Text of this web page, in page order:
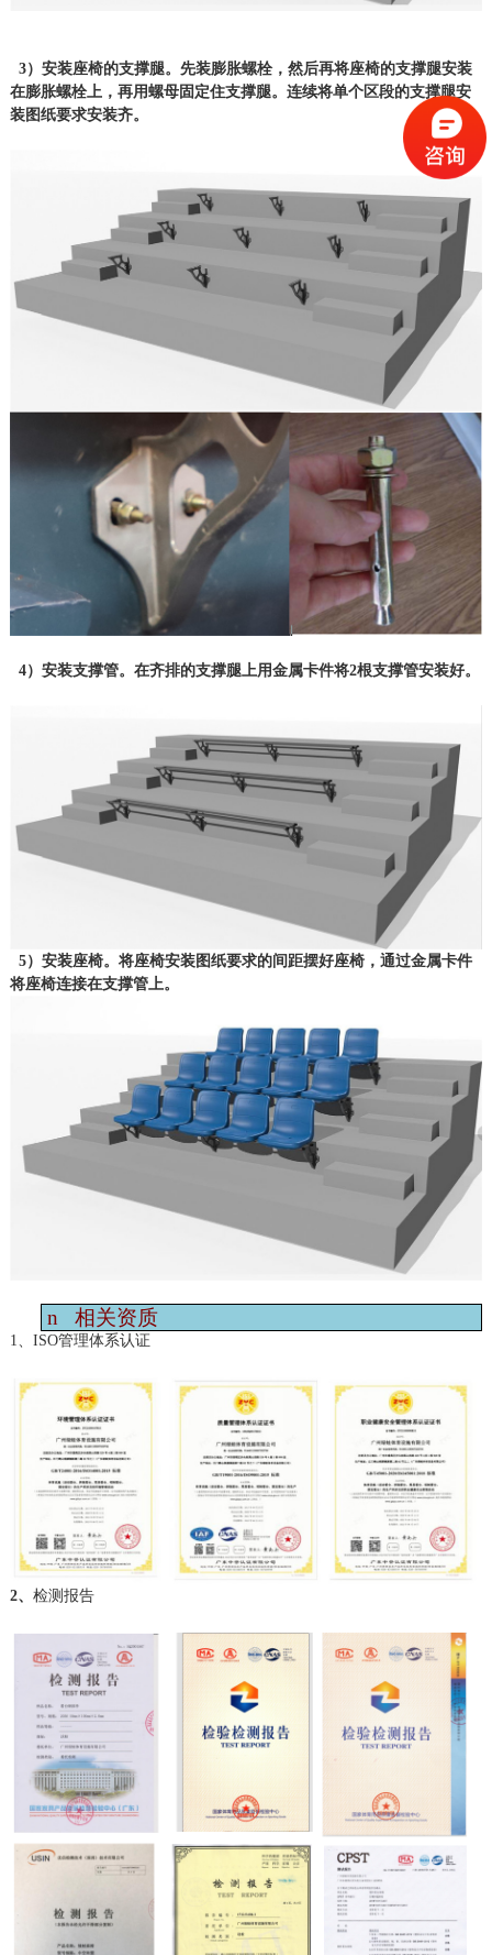
3）安装座椅的支撑腿。先装膨胀螺栓，然后再将座椅的支撑腿安装
在膨胀螺栓上，再用螺母固定住支撑腿。连续将单个区段的支撑腿安
装图纸要求安装齐。
4）安装支撑管。在齐排的支撑腿上用金属卡件将2根支撑管安装好。
5）安装座椅。将座椅安装图纸要求的间距摆好座椅，通过金属卡件
将座椅连接在支撑管上。
n 相关资质
1、ISO管理体系认证
2、 检测报告